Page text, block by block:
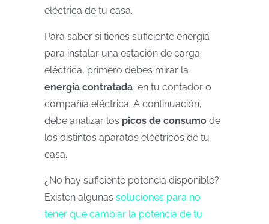
eléctrica de tu casa.
Para saber si tienes suficiente energía
para instalar una estación de carga
eléctrica, primero debes mirar la
energía contratada en tu contador o
compañía eléctrica. A continuación,
debe analizar los picos de consumo de
los distintos aparatos eléctricos de tu
casa.
¿No hay suficiente potencia disponible?
Existen algunas soluciones para no
tener que cambiar la potencia de tu